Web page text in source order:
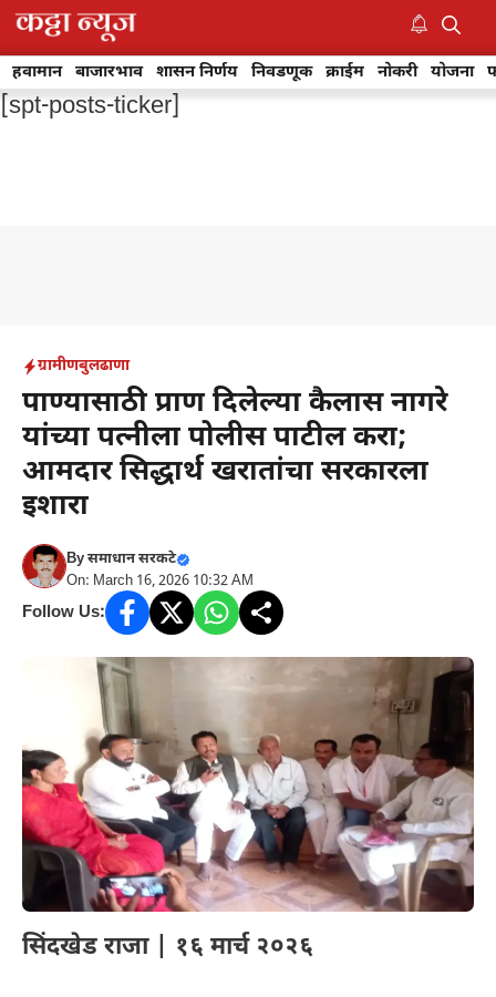
Skip
content
हवामान बाजारभाव शासन निर्णय निवडणूक क्राईम नोकरी योजना
[spt-posts-ticker]
ग्रामीणबुलढाणा
पाण्यासाठी प्राण दिलेल्या कैलास नागरे
यांच्या पत्नीला पोलीस पाटील करा;
आमदार सिद्धार्थ खरातांचा सरकारला
इशारा
Byसमाधान सरकटे
On: March 16, 2026 10:32 AM
Follow Us:
सिंदखेड राजा | १६ मार्च २०२६